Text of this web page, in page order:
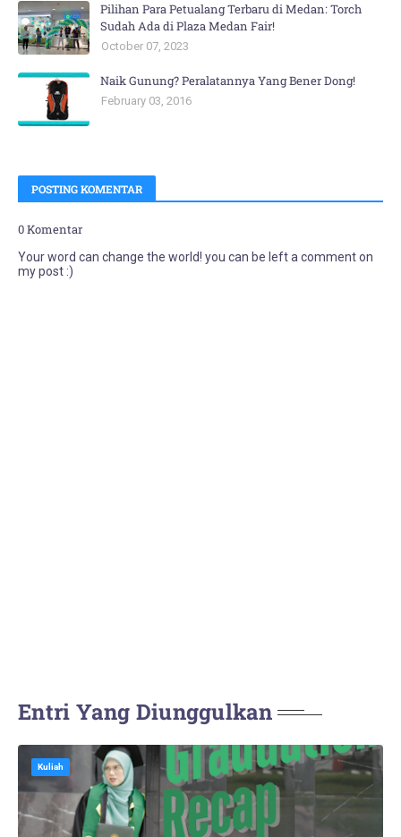
Pilihan Para Petualang Terbaru di Medan: Torch
Sudah Ada di Plaza Medan Fair!
October 07, 2023
Naik Gunung? Peralatannya Yang Bener Dong!
February 03, 2016
POSTING KOMENTAR
0 Komentar
Your word can change the world! you can be left a comment on
my post :)
Entri Yang Diunggulkan
Kuliah